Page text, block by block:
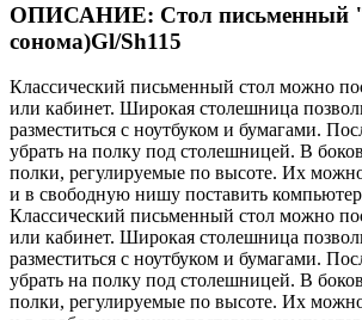
ОПИСАНИЕ: Стол письменный
сонома)Gl/Sh115
Классический письменный стол можно
или кабинет. Широкая столешница
разместиться с ноутбуком и бумагами.
убрать на полку под столешницей. В
полки, регулируемые по высоте. Их
и в свободную нишу поставить
Классический письменный стол можно
или кабинет. Широкая столешница
разместиться с ноутбуком и бумагами.
убрать на полку под столешницей. В
полки, регулируемые по высоте. Их